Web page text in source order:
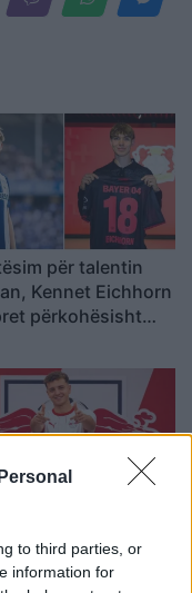
to third parties, or
information for
për talentin
Kennet Eichhorn
përkohësisht
te RB Leipzig
milionë euro